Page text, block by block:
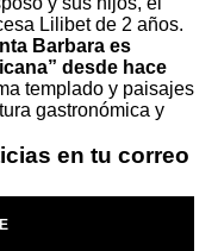
Lilibet de 2 años.
Barbara es
desde hace
templado y paisajes
gastronómica y
en tu correo